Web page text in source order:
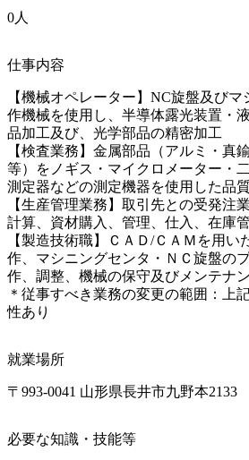
0人
仕事内容
【機械オペレーター】NC旋盤及び
作機械を使用し、半導体露光装置・
品加工及び、光学部品の精密加工
【検査業務】金属部品（アルミ・真
等）をノギス・マイクロメーター・
測定器などの測定機器を使用した品
【生産管理業務】取引先との受発注
計算、資材購入、管理、仕入、在庫
【製造技術職】ＣＡＤ/ＣＡＭを用い
作、マシニングセンタ・ＮＣ旋盤の
作、調整、機械の保守及びメンテナ
＊従事すべき業務の変更の範囲：上
性あり
就業場所
〒993-0041 山形県長井市九野本2133
必要な知識・技能等